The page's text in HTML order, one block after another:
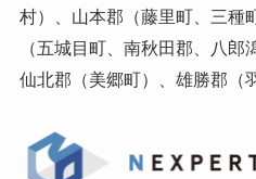
村）、山本郡（藤里町、三種
（五城目町、南秋田郡、八郎
仙北郡（美郷町）、雄勝郡（